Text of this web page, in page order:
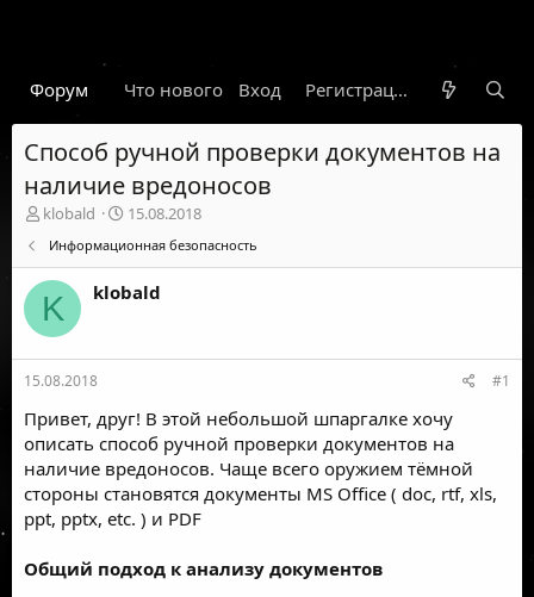
Форум Что нового Гарант Новости
Вход Регистрация
Способ ручной проверки документов на
наличие вредоносов
А
о
р
т
е
м
ы
klobald
Д
т
н
а
15.08.2018
Информационная безопасность
K klobald
15.08.2018 #1
Привет, друг! В этой небольшой шпаргалке хочу
описать способ ручной проверки документов на
наличие вредоносов. Чаще всего оружием тёмной
стороны становятся документы MS Office ( doc, rtf, xls,
ppt, pptx, etc. ) и PDF
Общий подход к анализу документов